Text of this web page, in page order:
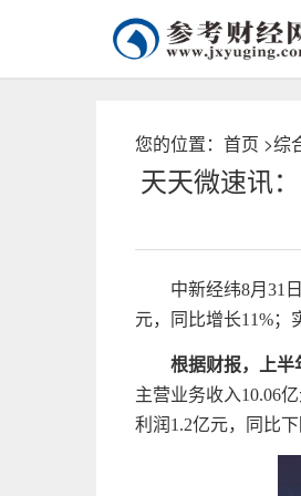
您的位置： 首页 >综
天天微速讯
中新经纬8月31
元，同比增长11%；
根据财报，上半
主营业务收入10.06
利润1.2亿元，同比下